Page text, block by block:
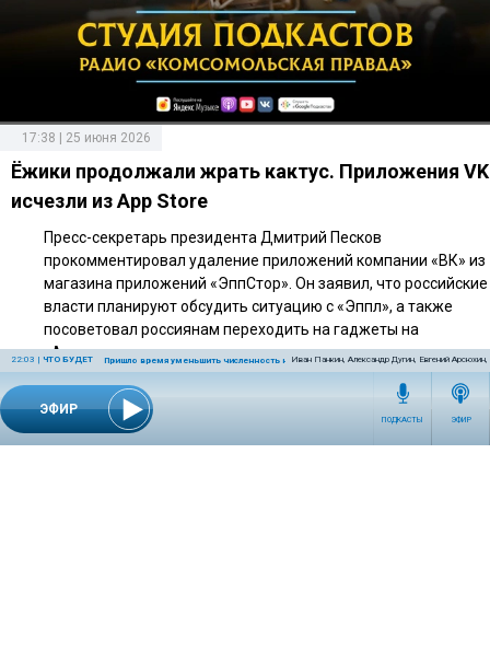
ЭФИР
22:03 | ЧТО БУДЕТ Пришло время уменьшить численность населения ЗемлиИван Панкин, Александр Дугин, Евгений
ПОДКАСТЫ ЭФИР
17:38 | 25 июня 2026
Ёжики продолжали жрать кактус. Приложения VK
исчезли из App Store
Пресс-секретарь президента Дмитрий Песков
прокомментировал удаление приложений компании «ВК» из
магазина приложений «ЭппСтор». Он заявил, что российские
власти планируют обсудить ситуацию с «Эппл», а также
посоветовал россиянам переходить на гаджеты на
«Андроид».